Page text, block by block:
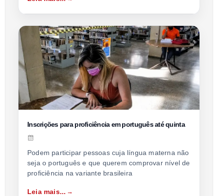
Inscrições para proficiência em português até quinta
Podem participar pessoas cuja língua materna não
seja o português e que querem comprovar nível de
proficiência na variante brasileira
Leia mais...